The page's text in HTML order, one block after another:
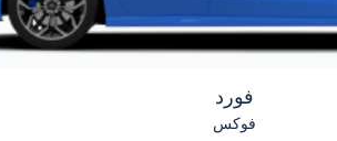
فورد
فوكس